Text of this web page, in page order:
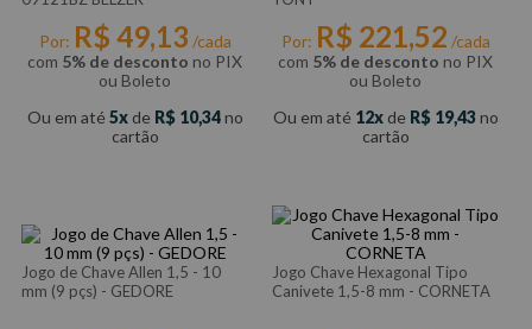
Por: R$ 49,13 /cada
com 5% de desconto no PIX
ou Boleto
Ou em até 5 de R$ 10,34no
cartão
Por: R$ 221,52 /cada
com 5% de desconto no PIX
ou Boleto
Ou em até 12 de R$ 19,43no
cartão
Jogo de Chave Allen 1,5 - 10
mm (9 pçs) - GEDORE
Jogo Chave Hexagonal Tipo
Canivete 1,5-8 mm - CORNETA